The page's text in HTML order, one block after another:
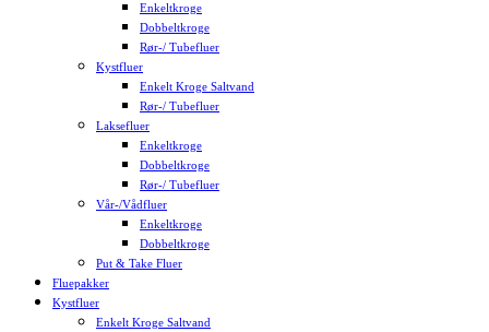
Enkeltkroge
Dobbeltkroge
Rør-/ Tubefluer
Kystfluer
Enkelt Kroge Saltvand
Rør-/ Tubefluer
Laksefluer
Enkeltkroge
Dobbeltkroge
Rør-/ Tubefluer
Vår-/Vådfluer
Enkeltkroge
Dobbeltkroge
Put & Take Fluer
Fluepakker
Kystfluer
Enkelt Kroge Saltvand